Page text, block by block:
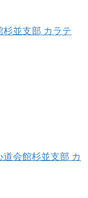
杉並支部 カラテ
会館杉並支部 カ